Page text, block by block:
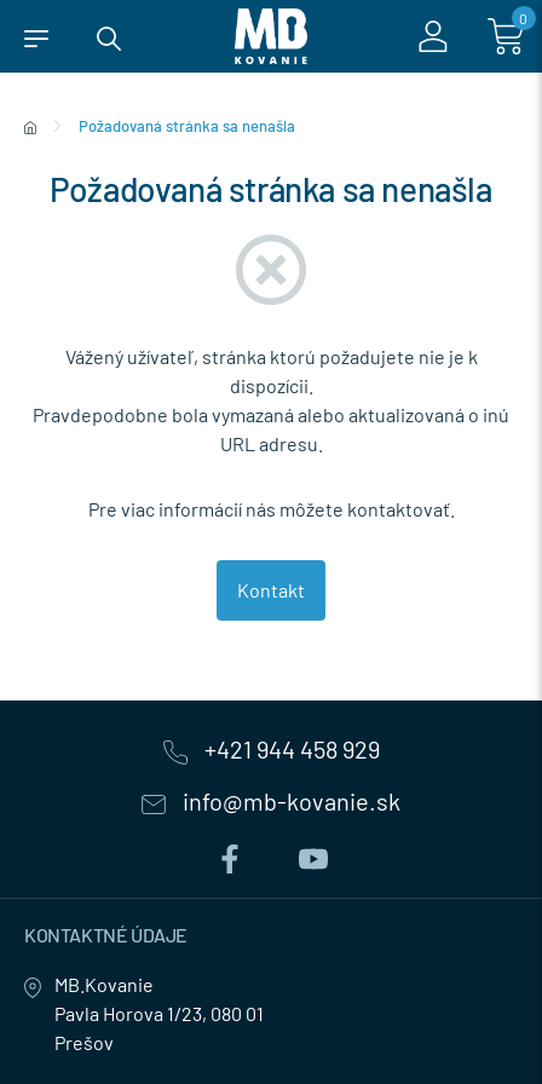
0
Požadovaná stránka sa nenašla
Požadovaná stránka sa nenašla
Vážený užívateľ, stránka ktorú požadujete nie je k
dispozícii.
Pravdepodobne bola vymazaná alebo aktualizovaná o inú
URL adresu.
Pre viac informácií nás môžete kontaktovať.
Kontakt
+421 944 458 929
info@mb-kovanie.sk
KONTAKTNÉ ÚDAJE
MB.Kovanie
Pavla Horova 1/23, 080 01
Prešov